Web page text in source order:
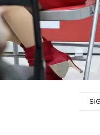
CAMPOS DEL RÍO